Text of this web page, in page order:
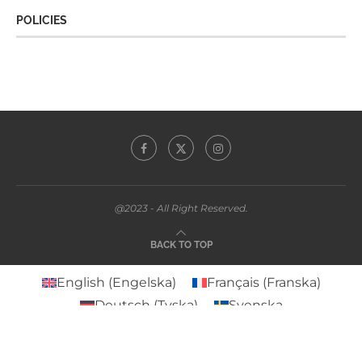
POLICIES
@2023 - All Right Reserved.
BACK TO TOP
English (Engelska) Français(Franska)
Deutsch (Tyska)
Svenska